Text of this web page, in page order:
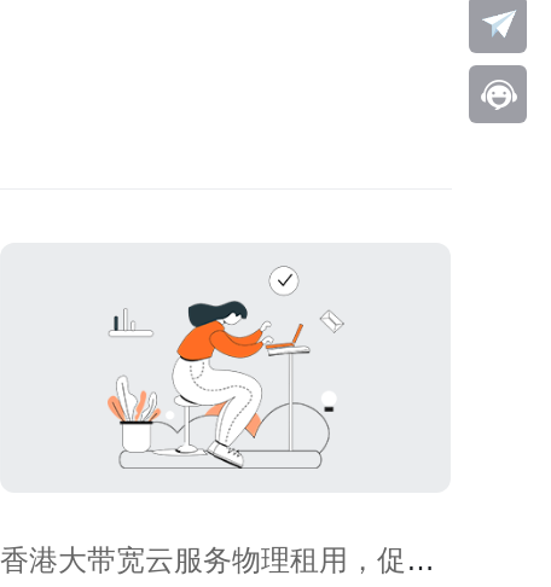
香港大带宽云服务物理租用，促销